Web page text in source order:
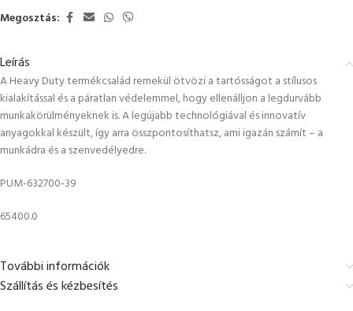
Megosztás:
Leírás
A Heavy Duty termékcsalád remekül ötvözi a tartósságot a stílusos
kialakítással és a páratlan védelemmel, hogy ellenálljon a legdurvább
munkakörülményeknek is. A legújabb technológiával és innovatív
anyagokkal készült, így arra összpontosíthatsz, ami igazán számít – a
munkádra és a szenvedélyedre.
PUM-632700-39
65400.0
További információk
Szállítás és kézbesítés